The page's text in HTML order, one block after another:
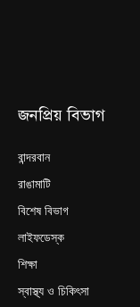
জনপ্রিয় বিভাগ
বান্দরবান
রাঙামাটি
বিশেষ বিভাগ
লাইফডেস্ক
শিক্ষা
স্বাস্থ্য ও চিকিৎসা